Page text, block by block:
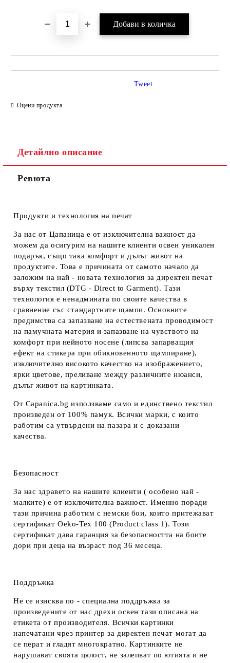
Оцени продукта
Tweet
Детайлно описание
Ревюта
Продукти и технология на печат
За нас от Цапаница е от изключителна важност да
можем да осигурим на нашите клиенти освен уникален
подарък, също така комфорт и дълъг живот на
продуктите. Това е причината от самото начало да
заложим на най - новата технология за директен печат
върху текстил (DTG - Direct to Garment). Тази
технология е ненадмината по своите качества в
сравнение със стандартните щампи. Основните
предимства са запазване на естествената проводимост
на памучната материя и запазване на чувството на
комфорт при нейното носене (липсва запарващия
ефект на стикера при обикновенното щампиране),
изключително високото качество на изображението,
ярки цветове, преливане между различните нюанси,
дълъг живот на картинката.
От Capanica.bg използваме само и единствено текстил
произведен от 100% памук. Всички марки, с които
работим са утвърдени на пазара и с доказани
качества.
Безопасност
За нас здравето на нашите клиенти ( особено най -
малките) е от изключителна важност. Именно поради
тази причина работим с немски бои, които притежават
сертификат Oeko-Tex 100 (Product class 1). Този
сертификат дава гаранция за безопасността на боите
дори при деца на възраст под 36 месеца.
Поддръжка
Не се изисква по - специална поддръжка за
произведените от нас дрехи освен тази описана на
етикета от производителя. Всички картинки
напечатани чрез принтер за директен печат могат да
се перат и гладят многократно. Картинките не
нарушават своята цялост, не залепват по ютията и не